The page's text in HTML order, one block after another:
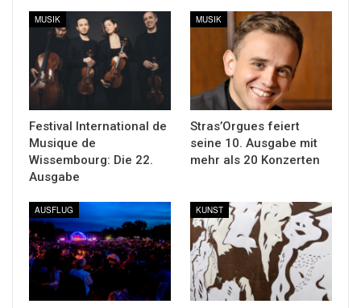
MUSIK
Festival International de
Musique de
Wissembourg: Die 22.
Ausgabe
MUSIK
Stras’Orgues feiert
seine 10. Ausgabe mit
mehr als 20 Konzerten
AUSFLUG KUNST